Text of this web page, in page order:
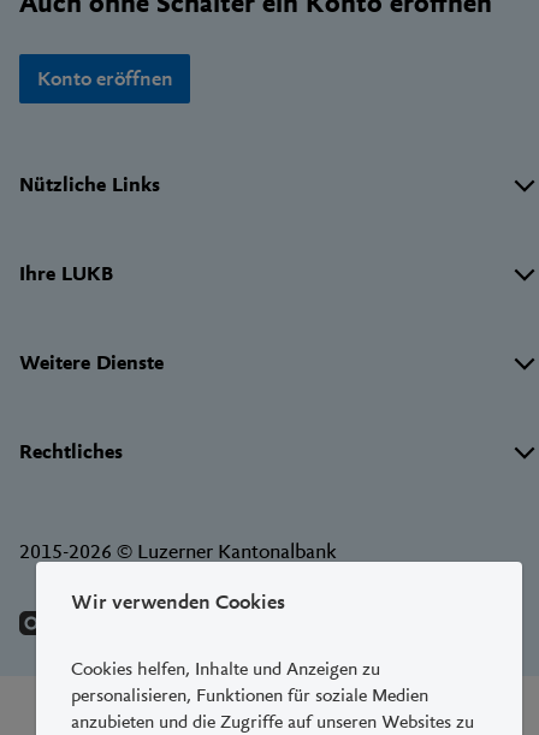
Wir verwenden Cookies
Cookies helfen, Inhalte und Anzeigen zu
personalisieren, Funktionen für soziale Medien
anzubieten und die Zugriffe auf unseren Websites zu
Konto eröffnen
Nützliche Links
Ihre LUKB
Weitere Dienste
Rechtliches
2015-2026 © Luzerner Kantonalbank